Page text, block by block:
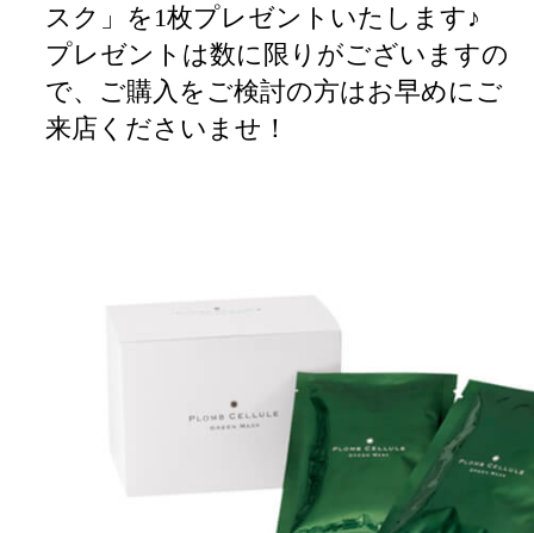
スク」を1枚プレゼントいたします♪
プレゼントは数に限りがございますの
で、ご購入をご検討の方はお早めにご
来店くださいませ！